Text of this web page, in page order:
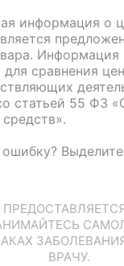
информация о
Информация
сравнения
статьей 55 ФЗ
ВРАЧУ.